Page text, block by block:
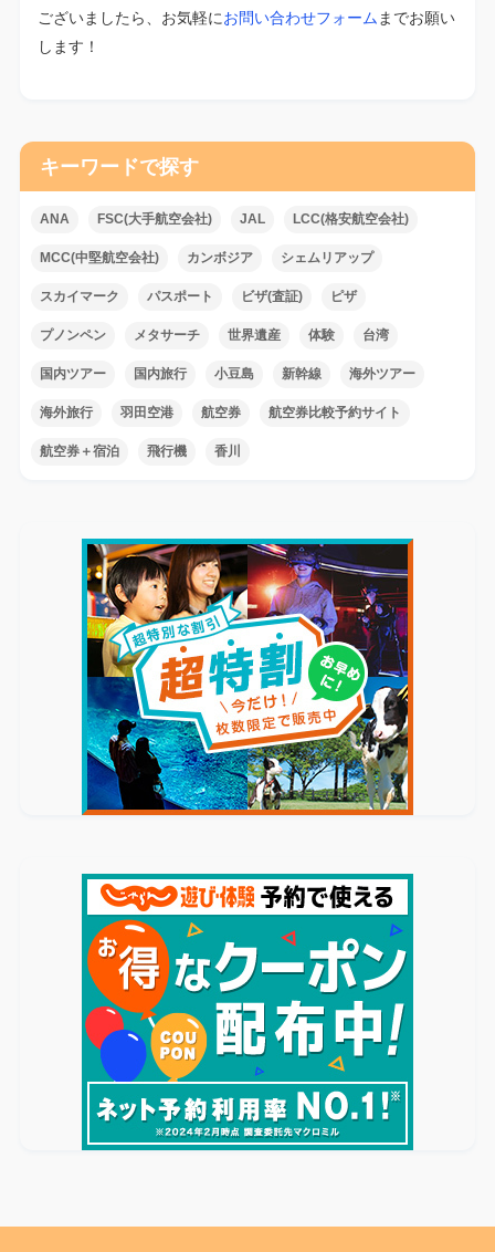
ございましたら、お気軽にお問い合わせフォームまでお願い
します！
キーワードで探す
ANA FSC(大手航空会社) JAL LCC(格安航空会社)
MCC(中堅航空会社) カンボジア シェムリアップ
スカイマーク パスポート ビザ(査証) ピザ
プノンペン メタサーチ 世界遺産 体験 台湾
国内ツアー 国内旅行 小豆島 新幹線 海外ツアー
海外旅行 羽田空港 航空券 航空券比較予約サイト
航空券＋宿泊 飛行機 香川